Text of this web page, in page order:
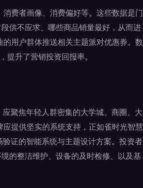
费者画像、消费偏好等。这些数据是门
供不应求、哪些商品销量最好，从而进
用户群体推送相关主题派对优惠券。数
提升了营销投资回报率。
聚焦年轻人群密集的大学城、商圈、大
提供坚实的系统支持，正如雀时光智慧
证的智能系统与主题设计方案。投资者
的整洁维护、设备的及时检修、以及基